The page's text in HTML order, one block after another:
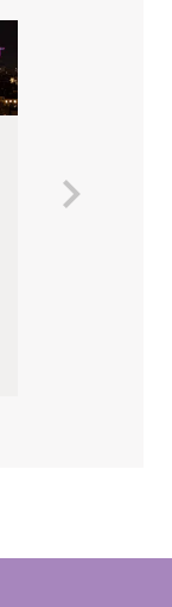
Entre ville,